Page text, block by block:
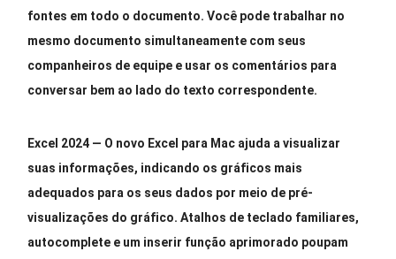
fontes em todo o documento. Você pode trabalhar no
mesmo documento simultaneamente com seus
companheiros de equipe e usar os comentários para
conversar bem ao lado do texto correspondente.
Excel 2024 — O novo Excel para Mac ajuda a visualizar
suas informações, indicando os gráficos mais
adequados para os seus dados por meio de pré-
visualizações do gráfico. Atalhos de teclado familiares,
autocomplete e um inserir função aprimorado poupam